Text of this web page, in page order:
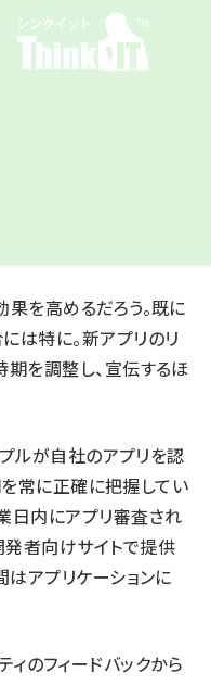
を高めるだろう。既に
は特に。新アプリのリ
期を調整し、宣伝するほ
ルが自社のアプリを認
常に正確に把握してい
日内にアプリ審査され
発者向けサイトで提供
はアプリケーションに
のフィードバックから